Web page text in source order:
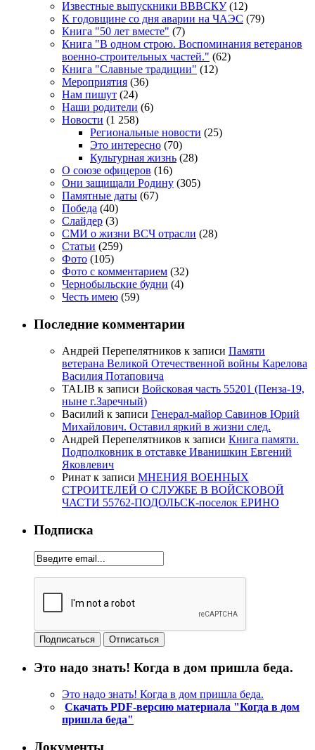
Известные выпускники ВВВСКУ(12)
К годовщине со дня аварии на ЧАЭС (79)
Книга "50 лет вместе" (7)
Книга "В одном строю. Воспоминания ветеранов
военно-строительных частей." (62)
Книга "Славные традиции" (12)
Мероприятия (36)
Нам пишут (24)
Наши родители (6)
Новости (1 258)
Региональные новости (25)
Это интересно (70)
Культурная жизнь (28)
О союзе офицеров (16)
Они защищали Родину (305)
Памятные даты (67)
Победа (40)
Слайдер (3)
СМИ о жизни ВСЧ отрасли (28)
Статьи (259)
Фото (105)
Фото с комментарием (32)
Чернобыльские будни (4)
Честь имею (59)
Последние комментарии
Андрей Перепелятников к записи Памяти
ветерана Великой Отечественной войны Карелова
Василия Потаповича
TALIB к записи Войсковая часть 55201 (Пенза-19,
ныне г.Заречный)
Василий к записи Генерал-майор Савинов Юрий
Михайлович. Оставил яркий в жизни след.
Андрей Перепелятников к записи Книга памяти.
Подполковник в отставке Иванишкин Евгений
Яковлевич
Ринат к записи МНЕНИЯ ВОЕННЫХ
СТРОИТЕЛЕЙ О СЛУЖБЕ В ВОЙСКОВОЙ
ЧАСТИ 55762-ПОДОЛЬСК-поселок ЕРИНО
Подписка
Это надо знать! Когда в дом пришла беда.
Это надо знать! Когда в дом пришла беда.
Скачать PDF-версию материала "Когда в дом
пришла беда"
Документы